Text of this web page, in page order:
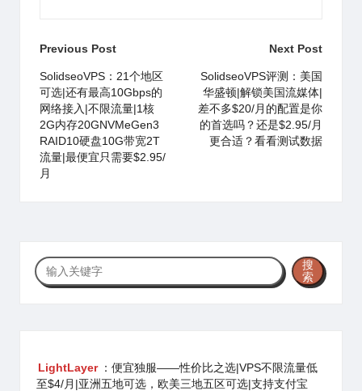
Post
navigation
Previous Post
SolidseoVPS：21个地区
可选|还有最高10Gbps的
网络接入|不限流量|1核
2G内存20GNVMeGen3
RAID10硬盘10G带宽2T
流量|最便宜只需要$2.95/
月
Next Post
SolidseoVPS评测：美国
华盛顿|解锁美国流媒体|
差不多$20/月的配置是你
的首选吗？还是$2.95/月
更合适？看看测试数据
搜
索
搜
索
LightLayer ：便宜独服——性价比之选|VPS不限流量低
至$4/月|亚洲五地可选，欧美三地五区可选|支持支付宝